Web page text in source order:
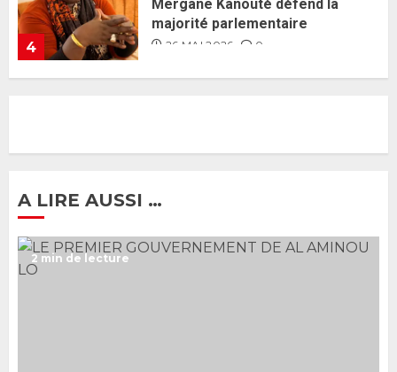
5
J’espère me tromper »
26 MAI 2026 0
Ousmane Sonko rassure : «
A LIRE AUSSI …
2 min de lecture